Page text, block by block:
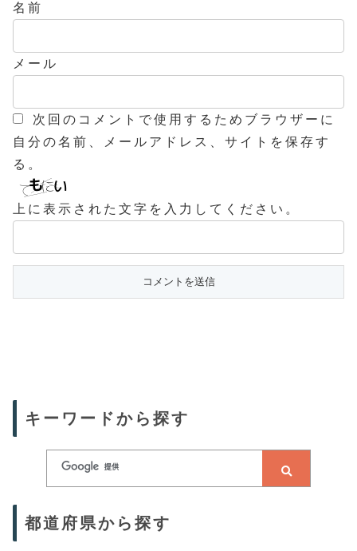
名前
メール
次回のコメントで使用するためブラウザーに
自分の名前、メールアドレス、サイトを保存す
る。
上に表示された文字を入力してください。
キーワードから探す
都道府県から探す